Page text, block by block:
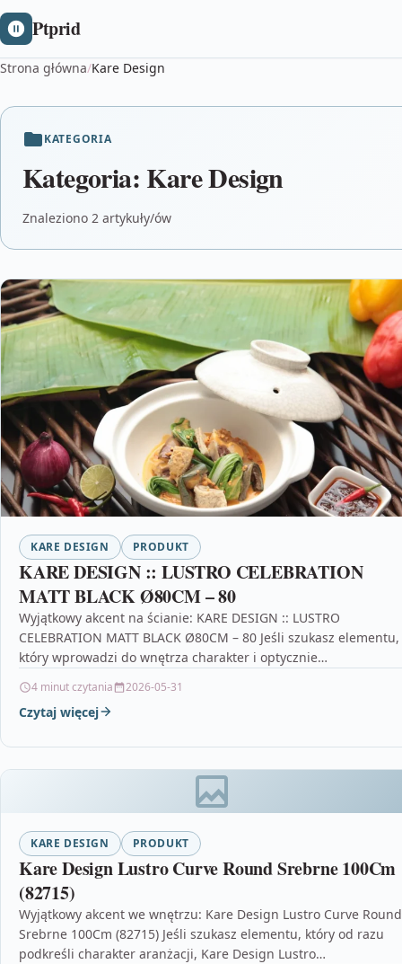
Ptprid
Strona główna/Kare Design
KATEGORIA
Kategoria: Kare Design
Znaleziono 2 artykuły/ów
KARE DESIGN PRODUKT
KARE DESIGN :: LUSTRO CELEBRATION
MATT BLACK Ø80CM – 80
Wyjątkowy akcent na ścianie: KARE DESIGN :: LUSTRO
CELEBRATION MATT BLACK Ø80CM – 80 Jeśli szukasz elementu,
który wprowadzi do wnętrza charakter i optycznie…
4 minut czytania 2026-05-31
Czytaj więcej
KARE DESIGN PRODUKT
Kare Design Lustro Curve Round Srebrne 100Cm
(82715)
Wyjątkowy akcent we wnętrzu: Kare Design Lustro Curve Round
Srebrne 100Cm (82715) Jeśli szukasz elementu, który od razu
podkreśli charakter aranżacji, Kare Design Lustro…